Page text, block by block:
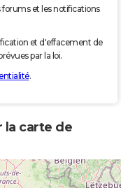
forums et les notifications
et d'effacement de
par la loi.
.
la carte de